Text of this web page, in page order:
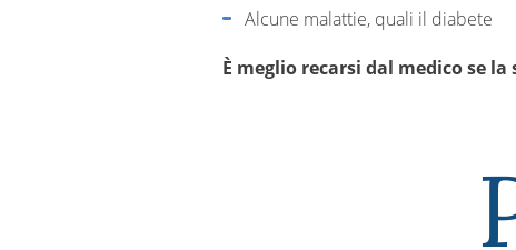
Alcune malattie, quali il diabete
È meglio recarsi dal medico se